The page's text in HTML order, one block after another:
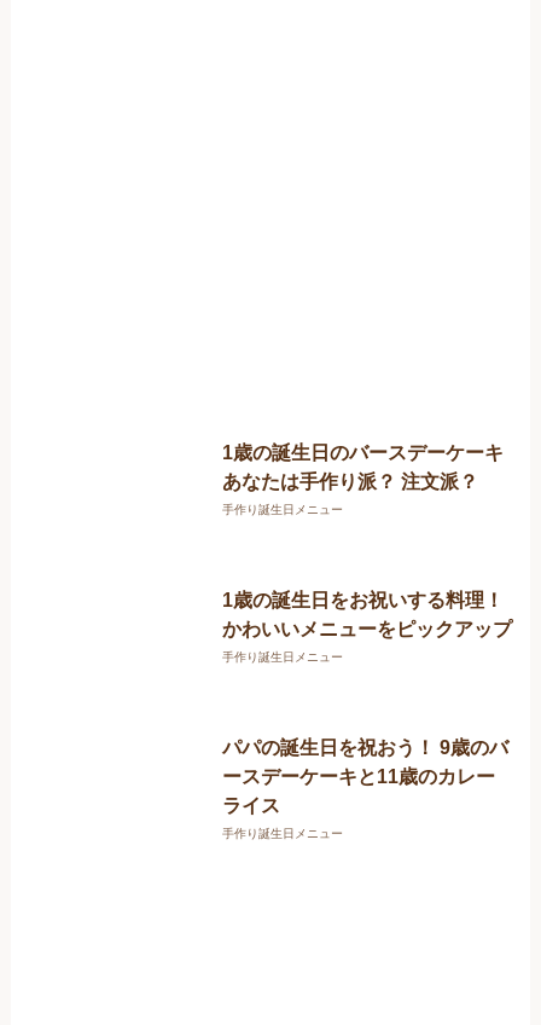
1歳の誕生日のバースデーケーキ
あなたは手作り派？ 注文派？
手作り誕生日メニュー
1歳の誕生日をお祝いする料理！
かわいいメニューをピックアップ
手作り誕生日メニュー
パパの誕生日を祝おう！ 9歳のバ
ースデーケーキと11歳のカレー
ライス
手作り誕生日メニュー